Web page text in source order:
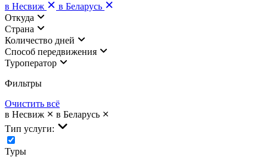
в Несвиж
в Беларусь
Откуда
Страна
Количество дней
Cпособ передвижения
Туроператор
Фильтры
Очистить всё
в Несвиж
в Беларусь
Тип услуги:
Туры